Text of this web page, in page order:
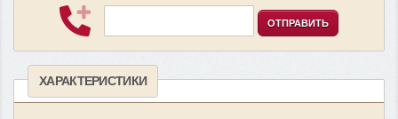
ОТПРАВИТЬ
ХАРАКТЕРИСТИКИ